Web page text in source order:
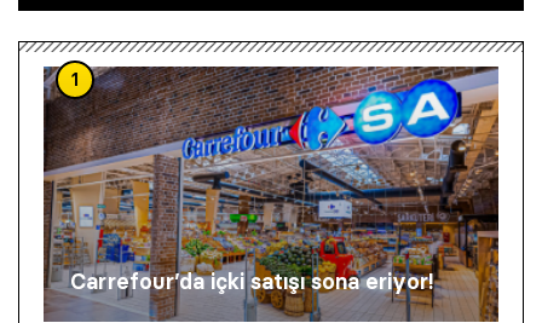
1
Carrefour’da içki satışı sona eriyor!